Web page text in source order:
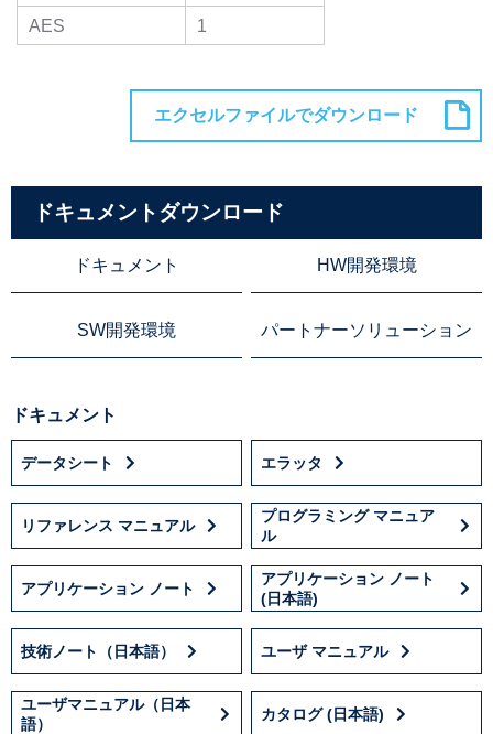
AES
1
ドキュメントダウンロード
ドキュメント HW開発環境
SW開発環境 パートナーソリューション
ドキュメント
データシート エラッタ
リファレンス マニュアル
プログラミング マニュア
ル
アプリケーション ノート
アプリケーション ノート
(日本語)
技術ノート（日本語） ユーザ マニュアル
ユーザマニュアル（日本
語）
カタログ (日本語)